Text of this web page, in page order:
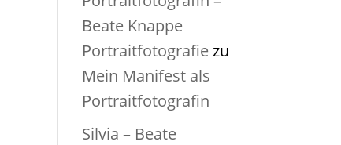
Beate Knappe
Portraitfotografiezu
Mein Manifest als
Portraitfotografin
Silvia – Beate